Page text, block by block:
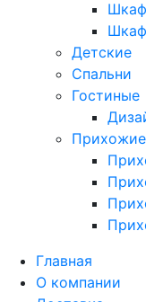
Детские
Спальни
Гостиные
Прихожие
Главная
О компании